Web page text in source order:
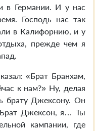
в Германии. И у нас
Господь нас так
в Калифорнию, и у
прежде чем я
«Брат Бранхам,
к нам?» Ну, делая
брату Джексону. Он
Джексон, я… Ты
кампании, где